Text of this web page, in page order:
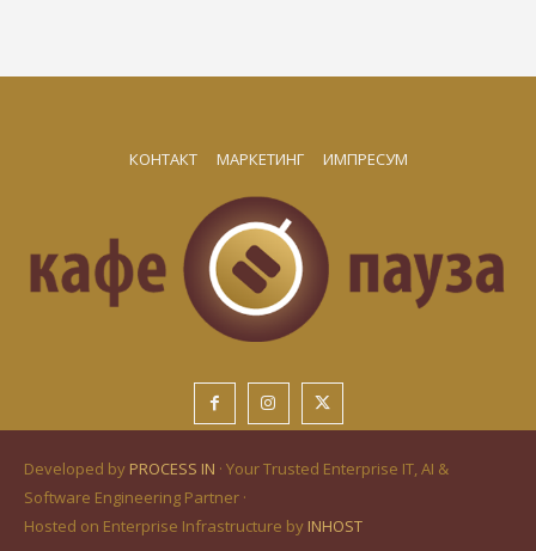
КОНТАКТ МАРКЕТИНГ ИМПРЕСУМ
Developed by PROCESS IN · Your Trusted Enterprise IT, AI &
Software Engineering Partner ·
Hosted on Enterprise Infrastructure by INHOST